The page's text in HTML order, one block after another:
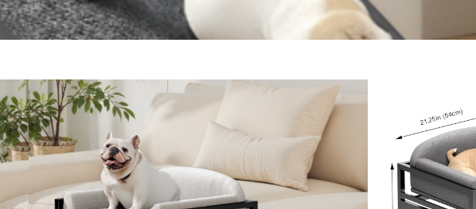
Magasított kutyaülés, fekhely
Termék ára: 29.990 Ft
Magasított kutyaülés kihajtható rámpával – hogy
hozzád